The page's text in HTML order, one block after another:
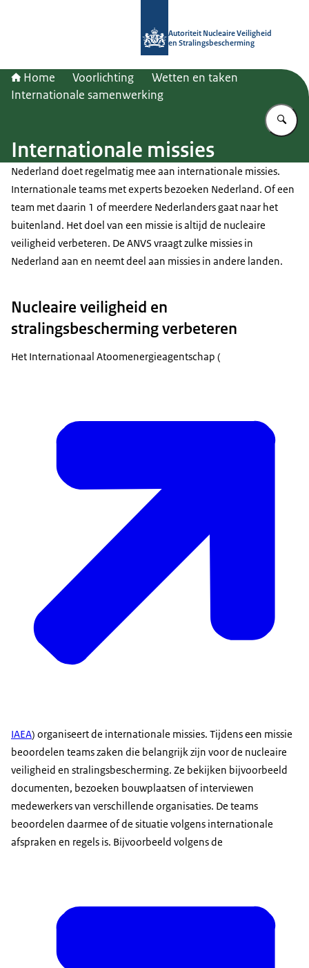
Autoriteit Nucleaire Veiligheid
en Stralingsbescherming
Home Voorlichting
Wetten en taken
Internationale samenwerking
Internationale missies
Nederland doet regelmatig mee aan internationale missies.
Internationale teams met experts bezoeken Nederland. Of een
team met daarin 1 of meerdere Nederlanders gaat naar het
buitenland. Het doel van een missie is altijd de nucleaire
veiligheid verbeteren. De ANVS vraagt zulke missies in
Nederland aan en neemt deel aan missies in andere landen.
Nucleaire veiligheid en
stralingsbescherming verbeteren
Het Internationaal Atoomenergieagentschap (
IAEA) organiseert de internationale missies. Tijdens een missie
beoordelen teams zaken die belangrijk zijn voor de nucleaire
veiligheid en stralingsbescherming. Ze bekijken bijvoorbeeld
documenten, bezoeken bouwplaatsen of interviewen
medewerkers van verschillende organisaties. De teams
beoordelen daarmee of de situatie volgens internationale
afspraken en regels is. Bijvoorbeeld volgens de